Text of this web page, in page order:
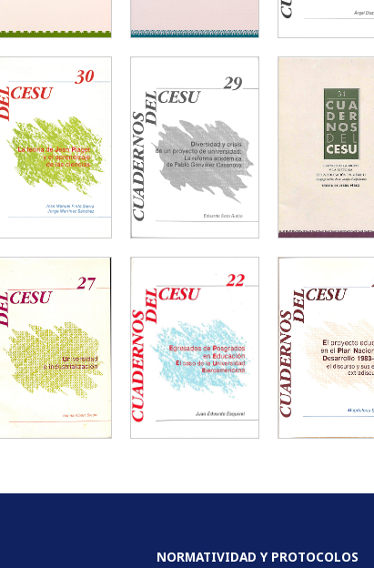
NORMATIVIDAD Y PROTOCOLOS